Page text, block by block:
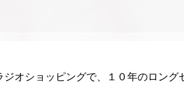
オショッピングで、１０年のロング